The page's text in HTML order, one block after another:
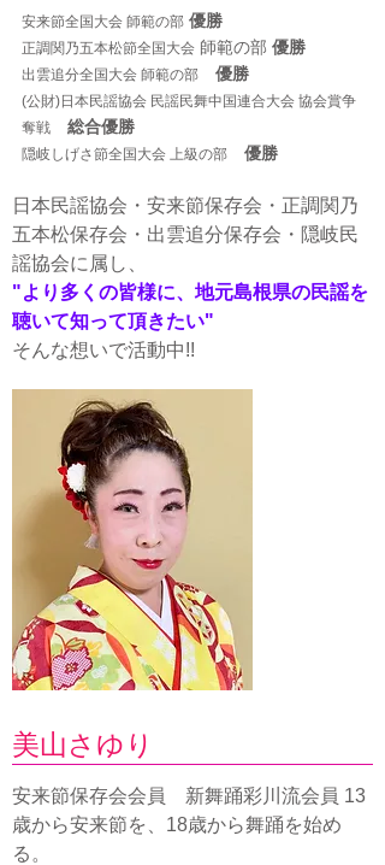
安来節全国大会 師範の部 優勝
正調関乃五本松節全国大会 師範の部 優勝
出雲追分全国大会 師範の部 優勝
(公財)日本民謡協会 民謡民舞中国連合大会 協会賞争
奪戦
総合優勝
隠岐しげさ節全国大会 上級の部 優勝
日本民謡協会・安来節保存会・正調関乃
五本松保存会・出雲追分保存会・隠岐民
謡協会に属し、
"より多くの皆様に、地元島根県の民謡を
聴いて知って頂きたい"
そんな想いで活動中!!
美山さゆり
安来節保存会会員 新舞踊彩川流会員 13
歳から安来節を、18歳から舞踊を始め
る。